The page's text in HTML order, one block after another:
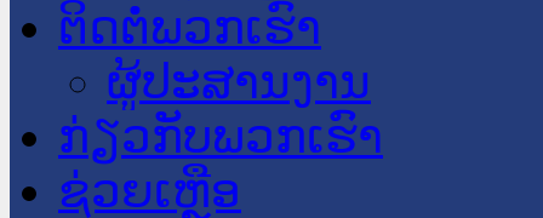
ຕິດຕໍ່ພວກເຮົາ
ຜູ້ປະສານງານ
ກ່ຽວກັບພວກເຮົາ
ຊ່ວຍເຫຼືອ